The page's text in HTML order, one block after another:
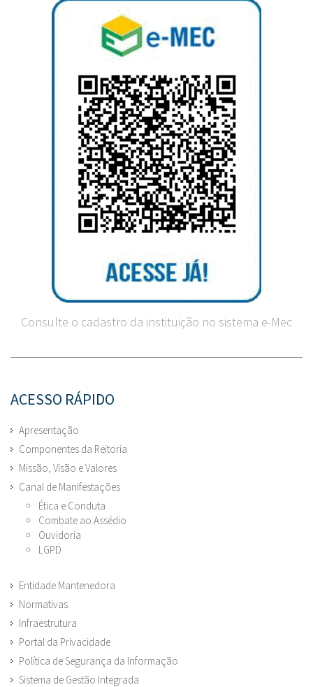
Consulte o cadastro da instituição no sistema e-Mec
ACESSO RÁPIDO
Apresentação
Componentes da Reitoria
Missão, Visão e Valores
Canal de Manifestações
Ética e Conduta
Combate ao Assédio
Ouvidoria
LGPD
Entidade Mantenedora
Normativas
Infraestrutura
Portal da Privacidade
Política de Segurança da Informação
Sistema de Gestão Integrada